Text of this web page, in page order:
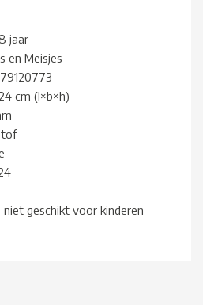
jaar
en Meisjes
cm (l×b×h)
niet geschikt voor kinderen